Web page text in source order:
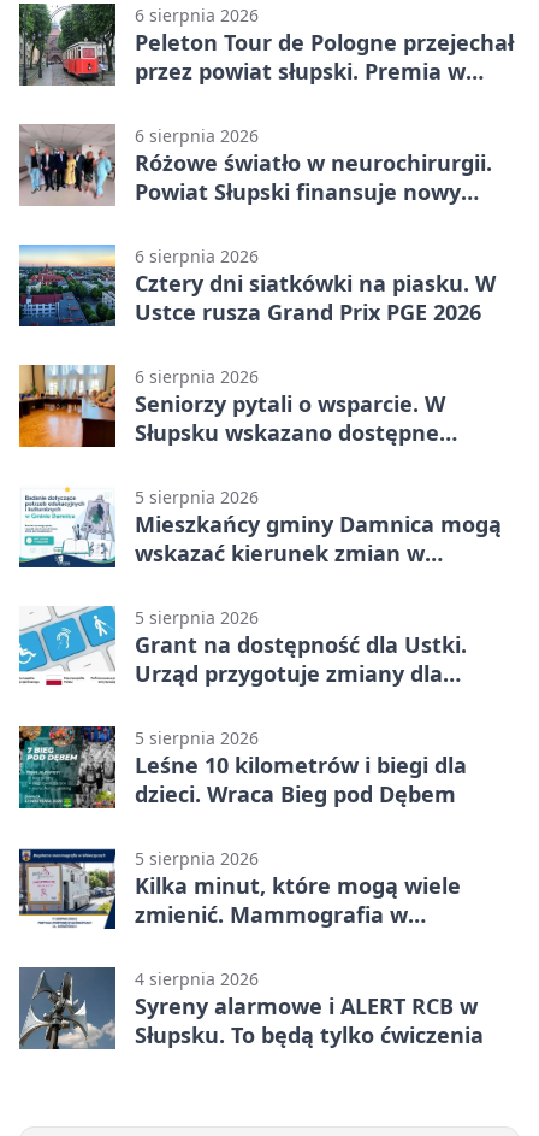
6 sierpnia 2026
Peleton Tour de Pologne przejechał
przez powiat słupski. Premia w
6 sierpnia 2026
Różowe światło w neurochirurgii.
Powiat Słupski finansuje nowy
6 sierpnia 2026
Cztery dni siatkówki na piasku. W
Ustce rusza Grand Prix PGE 2026
6 sierpnia 2026
Seniorzy pytali o wsparcie. W
Słupsku wskazano dostępne
5 sierpnia 2026
Mieszkańcy gminy Damnica mogą
wskazać kierunek zmian w
5 sierpnia 2026
Grant na dostępność dla Ustki.
Urząd przygotuje zmiany dla
5 sierpnia 2026
Leśne 10 kilometrów i biegi dla
dzieci. Wraca Bieg pod Dębem
5 sierpnia 2026
Kilka minut, które mogą wiele
zmienić. Mammografia w
4 sierpnia 2026
Syreny alarmowe i ALERT RCB w
Słupsku. To będą tylko ćwiczenia